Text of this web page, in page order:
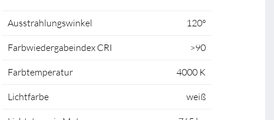
Ausstrahlungswinkel 120°
Farbwiedergabeindex CRI >90
Farbtemperatur 4000 K
Lichtfarbe weiß